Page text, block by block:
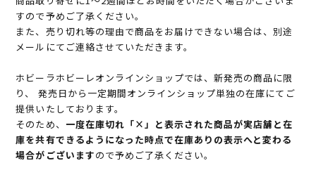
すので予めご了承ください。
また、売り切れ等の理由で商品をお届けできない場合は、別途
メールにてご連絡させていただきます。
ホビーラホビーレオンラインショップでは、新発売の商品に限
り、 発売日から一定期間オンラインショップ単独の在庫にてご
提供いたしております。
そのため、 一度在庫切れ「×」と表示された商品が実店舗と在
庫を共有できるようになった時点で在庫ありの表示へと変わる
場合がございますので予めご了承ください。